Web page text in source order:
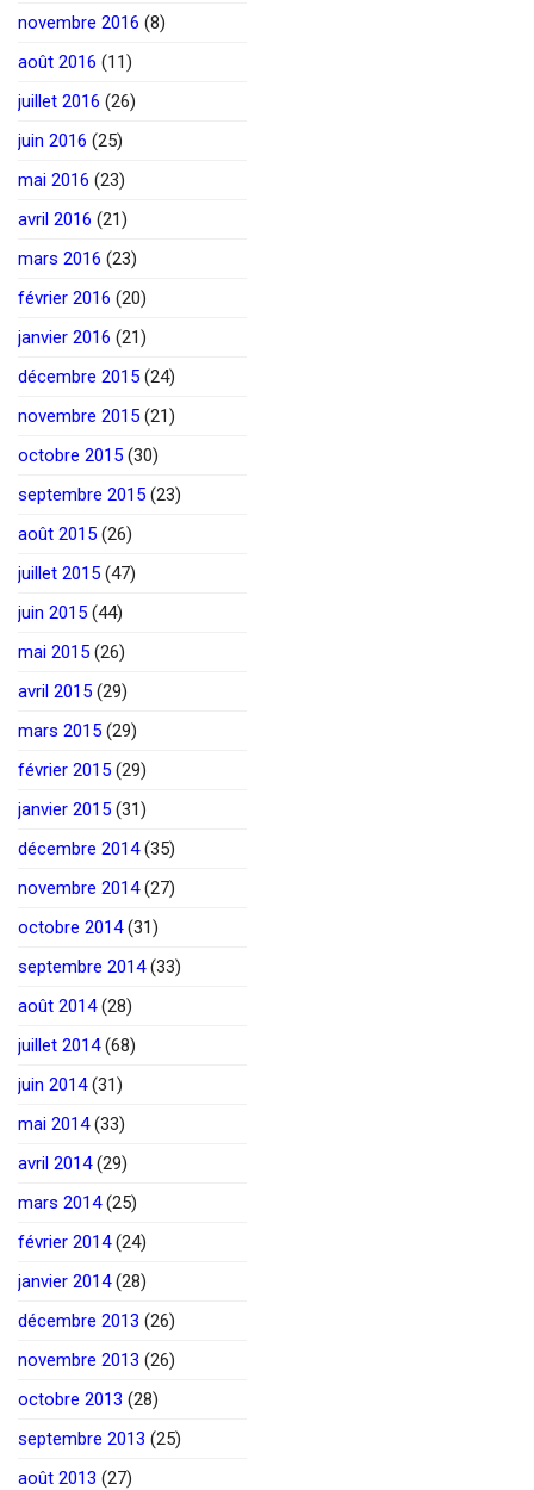
novembre 2016 (8)
août 2016 (11)
juillet 2016 (26)
juin 2016 (25)
mai 2016 (23)
avril 2016 (21)
mars 2016 (23)
février 2016 (20)
janvier 2016 (21)
décembre 2015 (24)
novembre 2015 (21)
octobre 2015 (30)
septembre 2015 (23)
août 2015 (26)
juillet 2015 (47)
juin 2015 (44)
mai 2015 (26)
avril 2015 (29)
mars 2015 (29)
février 2015 (29)
janvier 2015 (31)
décembre 2014(35)
novembre 2014(27)
octobre 2014(31)
septembre 2014(33)
août 2014(28)
juillet 2014(68)
juin 2014(31)
mai 2014(33)
avril 2014(29)
mars 2014(25)
février 2014(24)
janvier 2014(28)
décembre 2013 (26)
novembre 2013 (26)
octobre 2013 (28)
septembre 2013 (25)
août 2013 (27)